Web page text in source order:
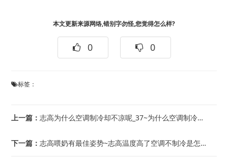
本文更新来源网络,错别字勿怪,您觉得怎么样?
0 0
标签：
上一篇：志高为什么空调制冷却不凉呢_37~为什么空调制冷却不凉呢_38
下一篇：志高喂奶有最佳姿势~志高温度高了空调不制冷是怎么回事？_12